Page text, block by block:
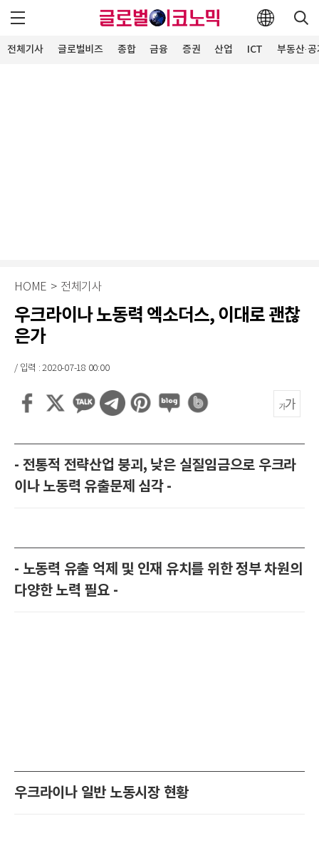
전체기사 글로벌비즈 종합 금융 증권 산업 ICT 부동산·
HOME > 전체기사
우크라이나 노동력 엑소더스, 이대로 괜찮
은가
/ 입력 : 2020-07-18 00:00
- 전통적 전략산업 붕괴, 낮은 실질임금으로 우크라
이나 노동력 유출문제 심각 -
- 노동력 유출 억제 및 인재 유치를 위한 정부 차원의
다양한 노력 필요 -
우크라이나 일반 노동시장 현황